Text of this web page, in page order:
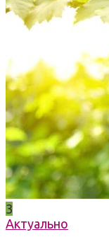
3
Актуально